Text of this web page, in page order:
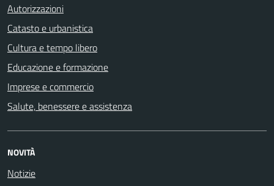
Autorizzazioni
Catasto e urbanistica
Cultura e tempo libero
Educazione e formazione
Imprese e commercio
Salute, benessere e assistenza
NOVITÀ
Notizie